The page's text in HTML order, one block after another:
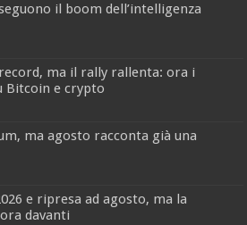
il boom dell’intelligenza
ma il rally rallenta: ora i
e crypto
ma agosto racconta già una
e ripresa ad agosto, ma la
davanti